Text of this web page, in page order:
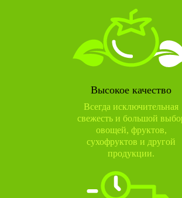
Высокое качество
Всегда исключительная
свежесть и большой
овощей, фруктов,
сухофруктов и другой
продукции.